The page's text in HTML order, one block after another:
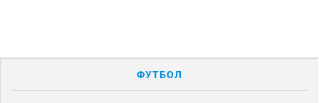
ФУТБОЛ